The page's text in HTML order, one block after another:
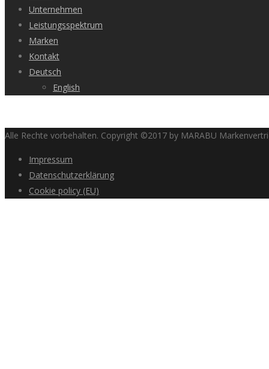
Unternehmen
Leistungsspektrum
Marken
Kontakt
Deutsch
English
Alle Rechte vorbehalten. Copyright ©2017 by MARABU
Impressum
Datenschutzerklärung
Cookie policy (EU)